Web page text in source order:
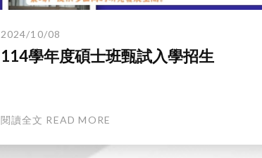
2024/10/08
114學年度碩士班甄試入學招生
閱讀全文 READ MORE